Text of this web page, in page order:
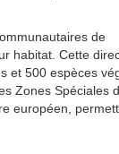
de
habitat. Cette
et 500 espèces
Zones Spéciales
européen,